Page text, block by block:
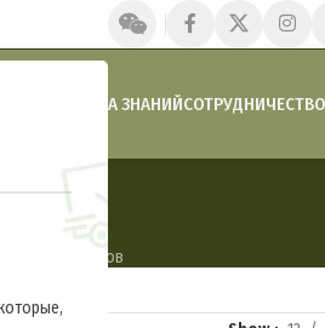
БАЗА ЗНАНИЙСОТРУДНИЧЕСТВО
ЛИТВА
6 Товаров